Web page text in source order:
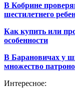
В Кобрине
шестилетнего
Как купить или
особенности
В Барановичах у
множество
Интересное: